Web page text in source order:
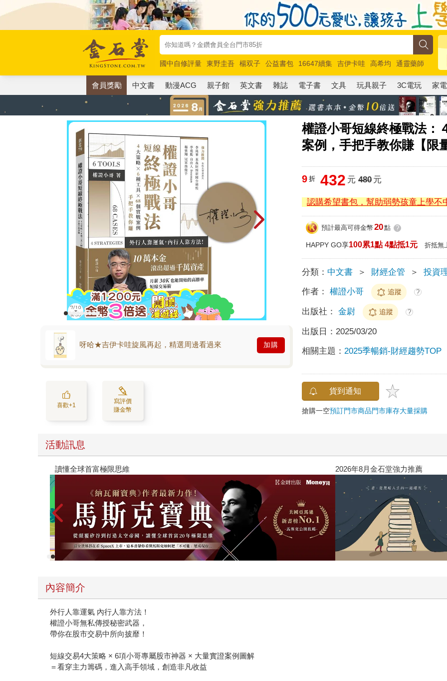
國中自修評量 東野圭吾 楊双子 公益書包 16647續集 吉伊卡哇 高希均
通靈藥師
唯紅花綻放
奧德賽 路邊攤新作 馬斯克 玩具總動員5 超慢跑
會員獎勵 中文書 動漫ACG 親子館 英文書 雜誌 電子書 文具 玩具親子 3C電玩 家電
權證小哥短線終極戰法：
案例，手把手教你賺【限
呀哈★吉伊卡哇旋風再起，精選周邊看過來 加購
喜歡+1
寫評價
賺金幣
9 折 432 元 480元
認購希望書包，幫助弱勢孩童上學不
預計最高可得金幣 20點 ?
HAPPY GO享100累1點 4點抵1元 折抵無
分類： 中文書 ＞ 財經企管 ＞ 投資
作者： 權證小哥 追蹤 ?
出版社： 金尉 追蹤 ?
出版日： 2025/03/20
相關主題： 2025季暢銷-財經趨勢TOP
貨到通知
搶購一空預訂門市商品門市庫存大量採購
活動訊息
【父親節禮物展】5折起，滿888送88點金幣 閱讀漫遊錄-2026上半年暢銷榜
內容簡介
外行人靠運氣 內行人靠方法！
權證小哥無私傳授秘密武器，
帶你在股市交易中所向披靡！
短線交易4大策略 × 6項小哥專屬股市神器 × 大量實證案例圖解
＝看穿主力籌碼，進入高手領域，創造非凡收益